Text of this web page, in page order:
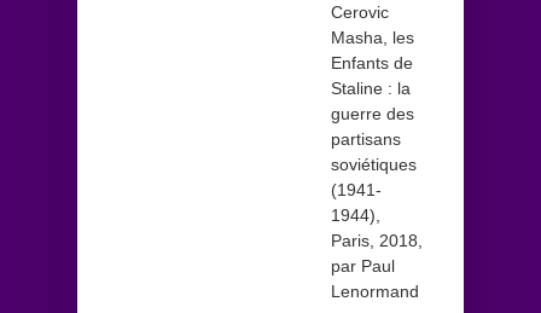
Cerovic
Masha, les
Enfants de
Staline : la
guerre des
partisans
soviétiques
(1941-
1944),
Paris, 2018,
par Paul
Lenormand